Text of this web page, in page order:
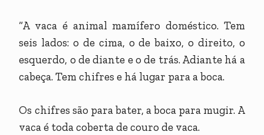
“A vaca é animal mamífero doméstico. Tem
seis lados: o de cima, o de baixo, o direito, o
esquerdo, o de diante e o de trás. Adiante há a
cabeça. Tem chifres e há lugar para a boca.
Os chifres são para bater, a boca para mugir. A
vaca é toda coberta de couro de vaca.